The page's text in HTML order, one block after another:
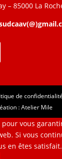
– 85000 La
de confidentialité
:Atelier Mile
pour vous
Si vous
en êtes satisfait.